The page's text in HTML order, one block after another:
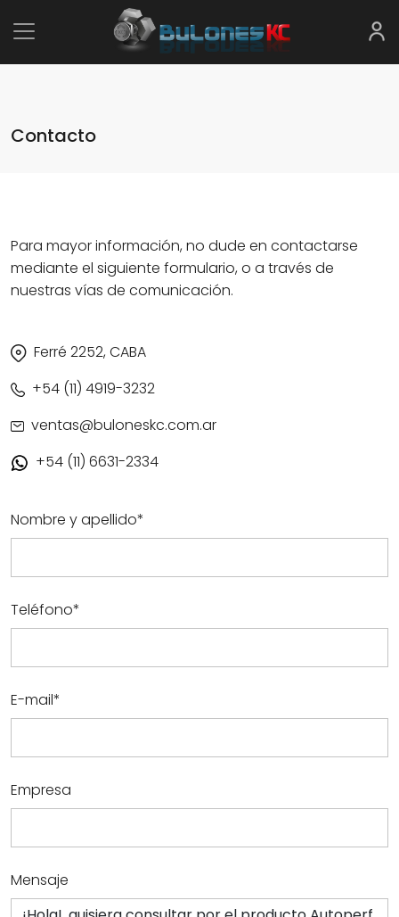
Contacto
Para mayor información, no dude en contactarse
mediante el siguiente formulario, o a través de
nuestras vías de comunicación.
Ferré 2252, CABA
+54 (11) 4919-3232
ventas@buloneskc.com.ar
+54 (11) 6631-2334
Nombre y apellido*
Teléfono*
E-mail*
Empresa
Mensaje